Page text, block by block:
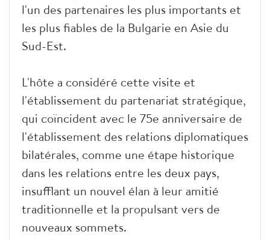
l'un des partenaires les plus importants et
les plus fiables de la Bulgarie en Asie du
Sud-Est.
L'hôte a considéré cette visite et
l'établissement du partenariat stratégique,
qui coïncident avec le 75e anniversaire de
l'établissement des relations diplomatiques
bilatérales, comme une étape historique
dans les relations entre les deux pays,
insufflant un nouvel élan à leur amitié
traditionnelle et la propulsant vers de
nouveaux sommets.